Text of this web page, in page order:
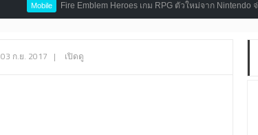
Fire Emblem Heroes เกม RPG ตัวใหม่จาก Nintendo จ่อเปิดเดือนหน้า
03 ก.ย. 2017 | เปิดดู